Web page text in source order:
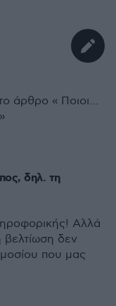
άρθρο « Ποιοι…
δηλ. τη
Αλλά
δεν
που μας